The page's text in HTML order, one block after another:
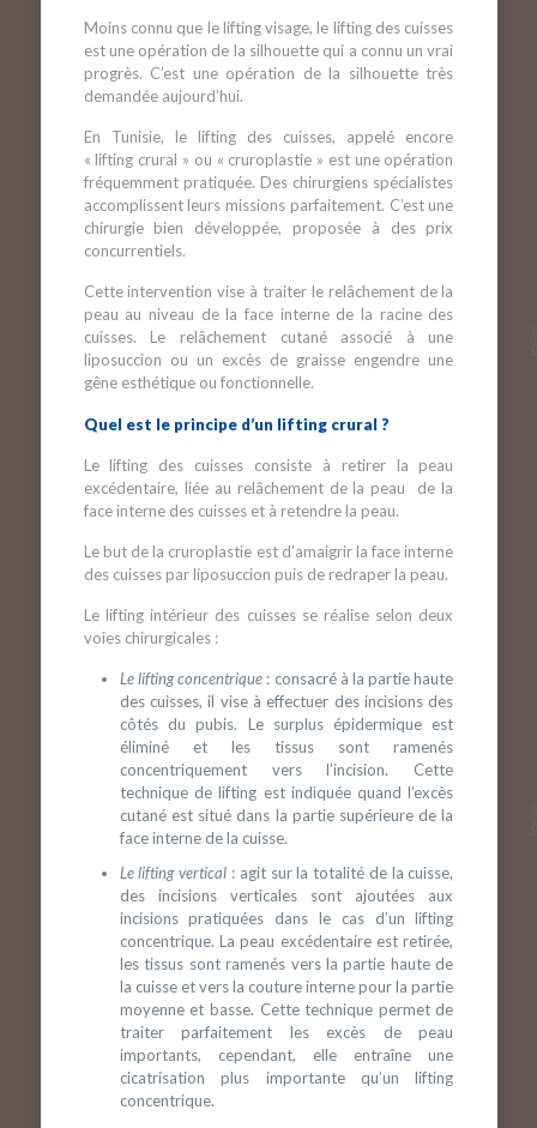
Moins connu que le lifting visage, le lifting des cuisses
est une opération de la silhouette qui a connu un vrai
progrès. C’est une opération de la silhouette très
demandée aujourd’hui.
En Tunisie, le lifting des cuisses, appelé encore
« lifting crural » ou « cruroplastie » est une opération
fréquemment pratiquée. Des chirurgiens spécialistes
accomplissent leurs missions parfaitement. C’est une
chirurgie bien développée, proposée à des prix
concurrentiels.
Cette intervention vise à traiter le relâchement de la
peau au niveau de la face interne de la racine des
cuisses. Le relâchement cutané associé à une
liposuccion ou un excès de graisse engendre une
gêne esthétique ou fonctionnelle.
Quel est le principe d’un lifting crural ?
Le lifting des cuisses consiste à retirer la peau
excédentaire, liée au relâchement de la peau de la
face interne des cuisses et à retendre la peau.
Le but de la cruroplastie est d’amaigrir la face interne
des cuisses par liposuccion puis de redraper la peau.
Le lifting intérieur des cuisses se réalise selon deux
voies chirurgicales :
Le lifting concentrique : consacré à la partie haute
des cuisses, il vise à effectuer des incisions des
côtés du pubis. Le surplus épidermique est
éliminé et les tissus sont ramenés
concentriquement vers l’incision. Cette
technique de lifting est indiquée quand l’excès
cutané est situé dans la partie supérieure de la
face interne de la cuisse.
Le lifting vertical : agit sur la totalité de la cuisse,
des incisions verticales sont ajoutées aux
incisions pratiquées dans le cas d’un lifting
concentrique. La peau excédentaire est retirée,
les tissus sont ramenés vers la partie haute de
la cuisse et vers la couture interne pour la partie
moyenne et basse. Cette technique permet de
traiter parfaitement les excès de peau
importants, cependant, elle entraîne une
cicatrisation plus importante qu’un lifting
concentrique.